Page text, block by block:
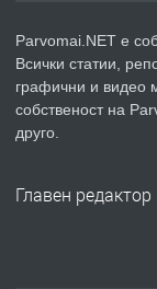
ПРЕДЛАГА
Parvomai.NET е
Всички статии,
графични и видео
собственост на
друго.
Главен редактор